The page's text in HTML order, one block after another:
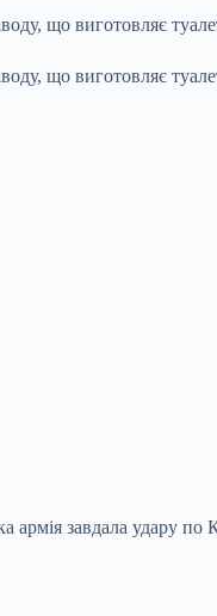
армія завдала удару